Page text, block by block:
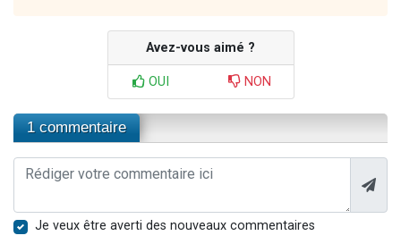
Avez-vous aimé ?
OUI NON
1 commentaire
Je veux être averti des nouveaux commentaires